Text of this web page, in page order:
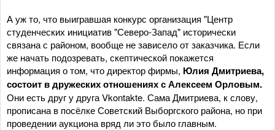
А уж то, что выигравшая конкурс организация "Центр
студенческих инициатив "Северо-Запад" исторически
связана с районом, вообще не зависело от заказчика. Если
же начать подозревать, скептической покажется
информация о том, что директор фирмы, Юлия Дмитриева,
состоит в дружеских отношениях с Алексеем Орловым.
Они есть друг у друга Vkontakte. Сама Дмитриева, к слову,
прописана в посёлке Советский Выборгского района, но при
проведении аукциона вряд ли это было главным.